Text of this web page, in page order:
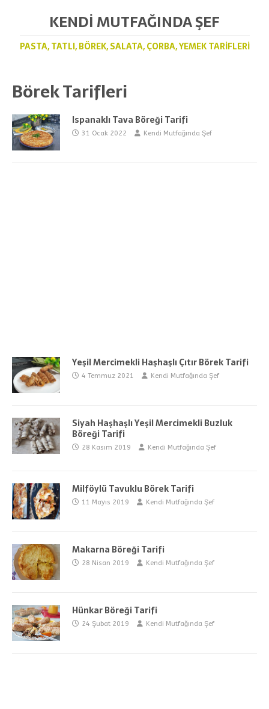
KENDI MUTFAĞINDA ŞEF
PASTA, TATLI, BÖREK, SALATA, ÇORBA, YEMEK TARIFLERI
Börek Tarifleri
Ispanaklı Tava Böreği Tarifi
31 Ocak 2022 Kendi Mutfağında Şef
Yeşil Mercimekli Haşhaşlı Çıtır Börek Tarifi
4 Temmuz 2021 Kendi Mutfağında Şef
Siyah Haşhaşlı Yeşil Mercimekli Buzluk
Böreği Tarifi
28 Kasım 2019 Kendi Mutfağında Şef
Milföylü Tavuklu Börek Tarifi
11 Mayıs 2019 Kendi Mutfağında Şef
Makarna Böreği Tarifi
28 Nisan 2019 Kendi Mutfağında Şef
Hünkar Böreği Tarifi
24 Şubat 2019 Kendi Mutfağında Şef